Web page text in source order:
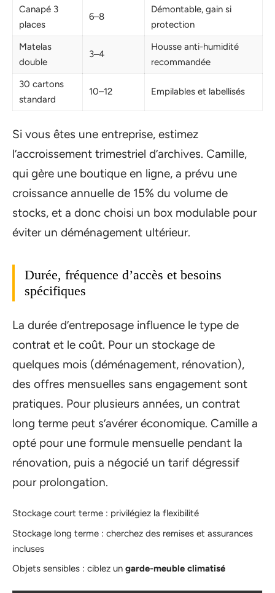
Canapé 3
places
6–8
Démontable, gain si
protection
Matelas
double
3–4
Housse anti-humidité
recommandée
30 cartons
standard
10–12 Empilables et labellisés
Si vous êtes une entreprise, estimez
l’accroissement trimestriel d’archives. Camille,
qui gère une boutique en ligne, a prévu une
croissance annuelle de 15% du volume de
stocks, et a donc choisi un box modulable pour
éviter un déménagement ultérieur.
Durée, fréquence d’accès et besoins
spécifiques
La durée d’entreposage influence le type de
contrat et le coût. Pour un stockage de
quelques mois (déménagement, rénovation),
des offres mensuelles sans engagement sont
pratiques. Pour plusieurs années, un contrat
long terme peut s’avérer économique. Camille a
opté pour une formule mensuelle pendant la
rénovation, puis a négocié un tarif dégressif
pour prolongation.
Stockage court terme : privilégiez la flexibilité
Stockage long terme : cherchez des remises et assurances
incluses
Objets sensibles : ciblez un garde-meuble climatisé